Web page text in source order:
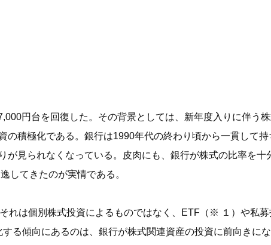
円台を回復した。その背景としては、新年度入りに伴う
の積極化である。銀行は1990年代の終わり頃から一貫して
見られなくなっている。皮肉にも、銀行が株式の比率を十
してきたのが実情である。
れは個別株式投資によるものではなく、ETF （※ １） や私
る傾向にあるのは、銀行が株式関連資産の投資に前向きに